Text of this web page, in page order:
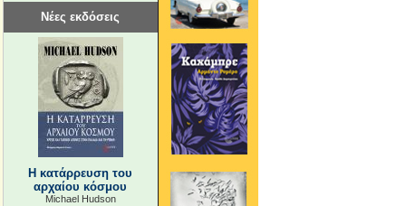
Νέες εκδόσεις
Η κατάρρευση του
αρχαίου κόσμου
Michael Hudson